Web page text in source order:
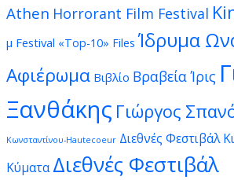
Athen Horrorant Film Festival
μ Festival «Top-10» Files Ίδρυμα
Αφιέρωμα Βιβλίο Βραβεία Ίρις
Ξανθάκης Γιώργος
Κωνσταντίνου-Hautecoeur Διεθνές Φεστιβάλ
Κύματα Διεθνές Φεστιβάλ